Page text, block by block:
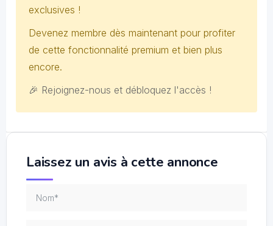
exclusives !
Devenez membre dès maintenant pour profiter
de cette fonctionnalité premium et bien plus
encore.
🎉 Rejoignez-nous et débloquez l'accès !
Laissez un avis à cette annonce